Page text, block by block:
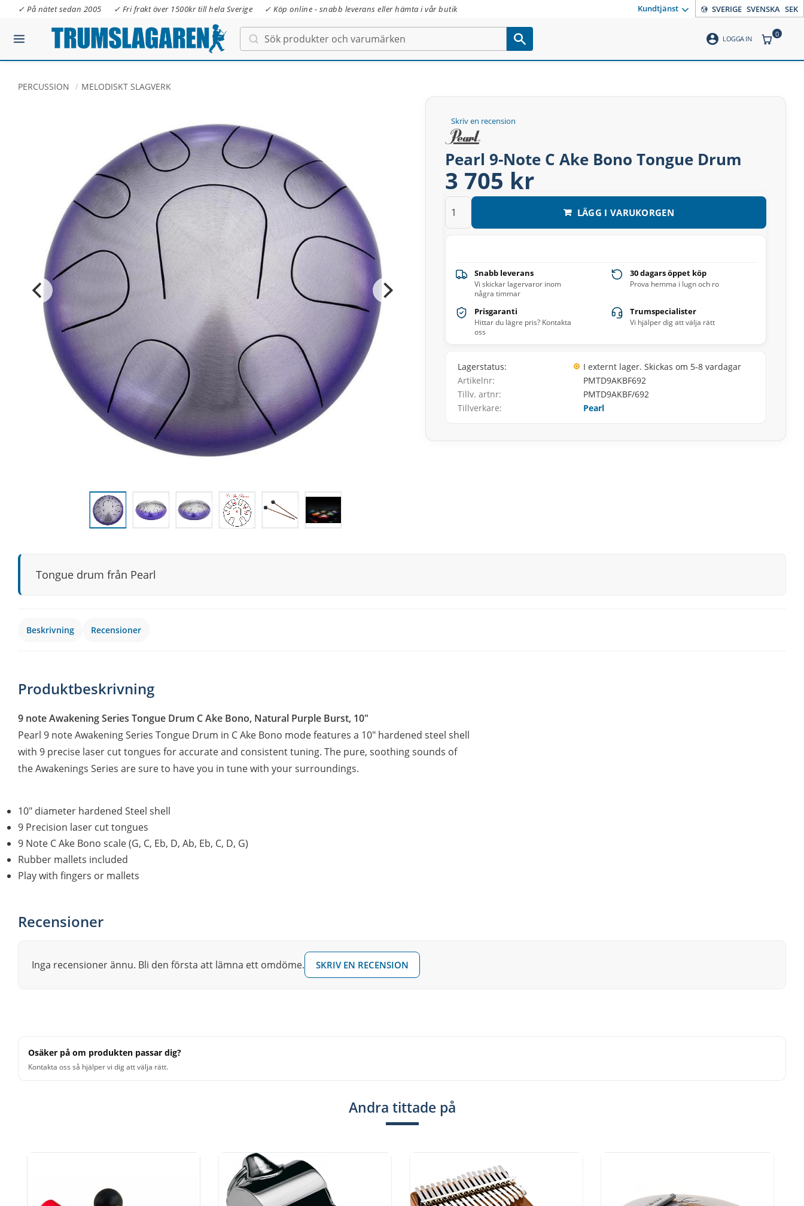
✓ På nätet sedan 2005 ✓ Fri frakt över 1500kr till hela Sverige ✓ Köp online - snabb leverans eller hämta i vår butik Kundtjänst SVERIGE SVENSKA SEK
account_circle LOGGA IN ANTAL
0
PERCUSSION MELODISKT SLAGVERK
Skriv en recension
Pearl 9-Note C Ake Bono Tongue Drum
3 705 kr
LÄGG I VARUKORGEN
Snabb leverans
Vi skickar lagervaror inom
några timmar
30 dagars öppet köp
Prova hemma i lugn och ro
Prisgaranti
Hittar du lägre pris? Kontakta
oss
Trumspecialister
Vi hjälper dig att välja rätt
Lagerstatus
I externt lager. Skickas om 5-8 vardagar
Artikelnr
PMTD9AKBF692
Tillv. artnr
PMTD9AKBF/692
Tillverkare
Pearl
Tongue drum från Pearl
Beskrivning Recensioner
Produktbeskrivning
9 note Awakening Series Tongue Drum C Ake Bono, Natural Purple Burst, 10"
Pearl 9 note Awakening Series Tongue Drum in C Ake Bono mode features a 10" hardened steel shell
with 9 precise laser cut tongues for accurate and consistent tuning. The pure, soothing sounds of
the Awakenings Series are sure to have you in tune with your surroundings.
10" diameter hardened Steel shell
9 Precision laser cut tongues
9 Note C Ake Bono scale (G, C, Eb, D, Ab, Eb, C, D, G)
Rubber mallets included
Play with fingers or mallets
Recensioner
Inga recensioner ännu. Bli den första att lämna ett omdöme. SKRIV EN RECENSION
Osäker på om produkten passar dig?
Kontakta oss så hjälper vi dig att välja rätt.
Andra tittade på